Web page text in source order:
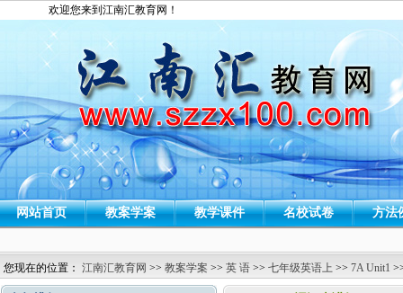
欢迎您来到江南汇教育网！
网站首页 教案学案 教学课件 名校试卷 方法
您现在的位置： 江南汇教育网 >> 教案学案 >> 英 语 >> 七年级英语上 >> 7A Unit1